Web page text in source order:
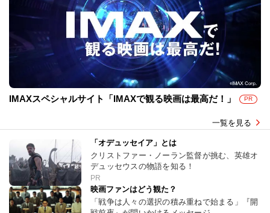
IMAXスペシャルサイト「IMAXで観る映画は最高だ！」 PR
一覧を見る
「オデュッセイア」とは
クリストファー・ノーラン監督が挑む、英雄オ
デュッセウスの物語を知る！
PR
映画ファンはどう観た？
「戦争は人々の選択の積み重ねで始まる」『開